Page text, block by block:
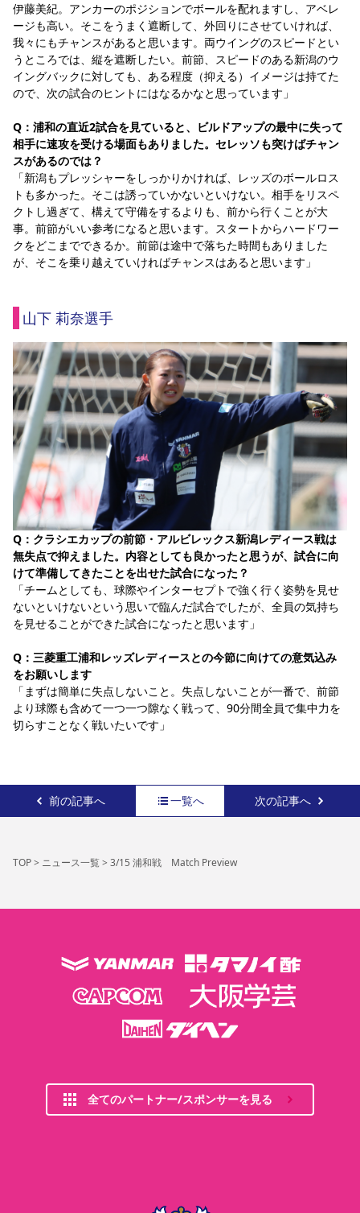
伊藤美紀。アンカーのポジションでボールを配れますし、アベレ
ージも高い。そこをうまく遮断して、外回りにさせていければ、
我々にもチャンスがあると思います。両ウイングのスピードとい
うところでは、縦を遮断したい。前節、スピードのある新潟のウ
イングバックに対しても、ある程度（抑える）イメージは持てた
ので、次の試合のヒントにはなるかなと思っています」
Q：浦和の直近2試合を見ていると、ビルドアップの最中に失って
相手に速攻を受ける場面もありました。セレッソも突けばチャン
スがあるのでは？
「新潟もプレッシャーをしっかりかければ、レッズのボールロス
トも多かった。そこは誘っていかないといけない。相手をリスペ
クトし過ぎて、構えて守備をするよりも、前から行くことが大
事。前節がいい参考になると思います。スタートからハードワー
クをどこまでできるか。前節は途中で落ちた時間もありました
が、そこを乗り越えていければチャンスはあると思います」
山下 莉奈選手
Q：クラシエカップの前節・アルビレックス新潟レディース戦は
無失点で抑えました。内容としても良かったと思うが、試合に向
けて準備してきたことを出せた試合になった？
「チームとしても、球際やインターセプトで強く行く姿勢を見せ
ないといけないという思いで臨んだ試合でしたが、全員の気持ち
を見せることができた試合になったと思います」
Q：三菱重工浦和レッズレディースとの今節に向けての意気込み
をお願いします
「まずは簡単に失点しないこと。失点しないことが一番で、前節
より球際も含めて一つ一つ隙なく戦って、90分間全員で集中力を
切らすことなく戦いたいです」
前の記事へ 一覧へ 次の記事へ
TOP> ニュース一覧> 3/15 浦和戦 Match Preview
全てのパートナー/スポンサーを見る